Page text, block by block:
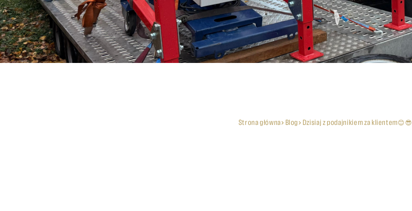
Strona główna Blog Dzisiaj z podajnikiem za klientem😊😎